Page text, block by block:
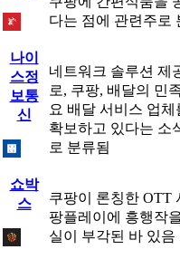
다는 점에 관련주로
나이
스정
보통
신
네트워크 솔루션 제
로, 쿠팡, 배달의 민
요 배달 서비스 업체
확보하고 있다는 소
로 분류됨
쇼박
스
쿠팡이 론칭한 OTT
팡플레이에 흥행작
실이 부각된 바 있음